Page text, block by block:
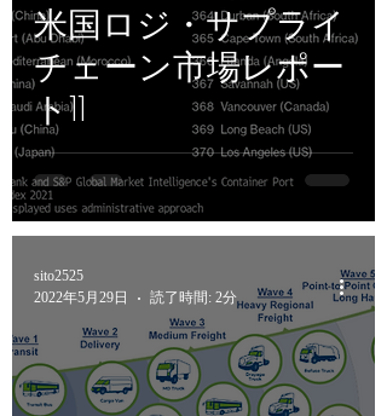
米国ロジ・サプライ
チェーン市場レポー
ト11
sito2525
2022年5月29日
読了時間: 2分